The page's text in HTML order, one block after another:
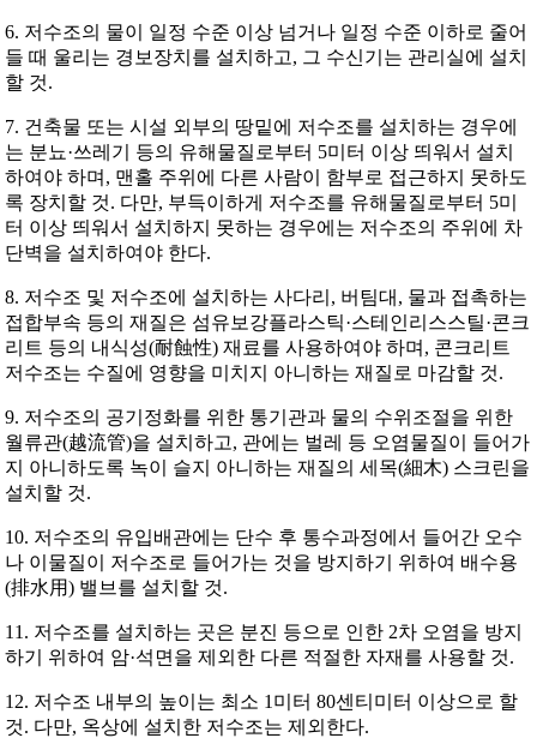
6. 저수조의 물이 일정 수준 이상 넘거나 일정 수준 이하로 줄어
들 때 울리는 경보장치를 설치하고, 그 수신기는 관리실에 설치
할 것.
7. 건축물 또는 시설 외부의 땅밑에 저수조를 설치하는 경우에
는 분뇨·쓰레기 등의 유해물질로부터 5미터 이상 띄워서 설치
하여야 하며, 맨홀 주위에 다른 사람이 함부로 접근하지 못하도
록 장치할 것. 다만, 부득이하게 저수조를 유해물질로부터 5미
터 이상 띄워서 설치하지 못하는 경우에는 저수조의 주위에 차
단벽을 설치하여야 한다.
8. 저수조 및 저수조에 설치하는 사다리, 버팀대, 물과 접촉하는
접합부속 등의 재질은 섬유보강플라스틱·스테인리스스틸·콘크
리트 등의 내식성(耐蝕性) 재료를 사용하여야 하며, 콘크리트
저수조는 수질에 영향을 미치지 아니하는 재질로 마감할 것.
9. 저수조의 공기정화를 위한 통기관과 물의 수위조절을 위한
월류관(越流管)을 설치하고, 관에는 벌레 등 오염물질이 들어가
지 아니하도록 녹이 슬지 아니하는 재질의 세목(細木) 스크린을
설치할 것.
10. 저수조의 유입배관에는 단수 후 통수과정에서 들어간 오수
나 이물질이 저수조로 들어가는 것을 방지하기 위하여 배수용
(排水用) 밸브를 설치할 것.
11. 저수조를 설치하는 곳은 분진 등으로 인한 2차 오염을 방지
하기 위하여 암·석면을 제외한 다른 적절한 자재를 사용할 것.
12. 저수조 내부의 높이는 최소 1미터 80센티미터 이상으로 할
것. 다만, 옥상에 설치한 저수조는 제외한다.